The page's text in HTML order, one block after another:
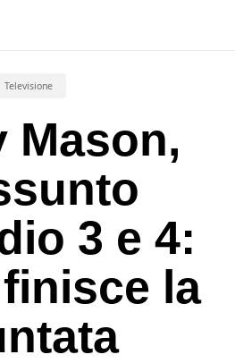
Televisione
Mason,
3 e 4:
la